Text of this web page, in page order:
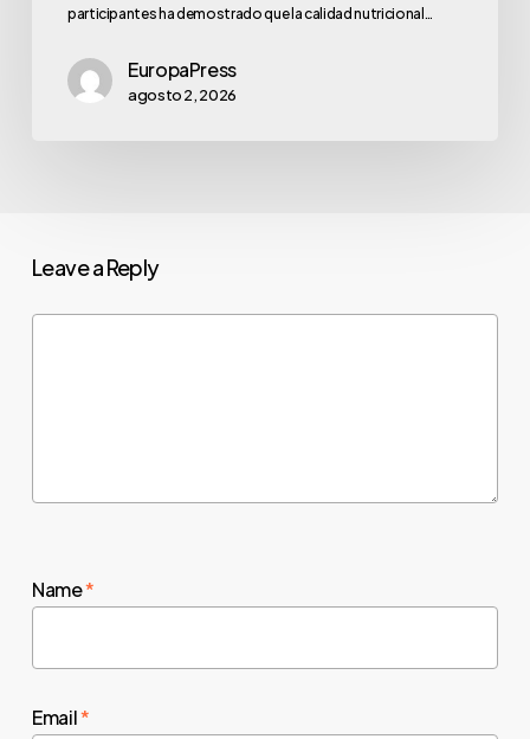
participantes ha demostrado que la calidad nutricional…
EuropaPress
agosto 2, 2026
Leave a Reply
Name*
Email*